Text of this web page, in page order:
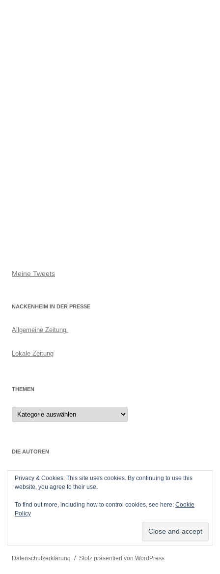
Meine Tweets
NACKENHEIM IN DER PRESSE
Allgemeine Zeitung
Lokale Zeitung
THEMEN
Themen
DIE AUTOREN
Ingrid und Peter Stey
Frankenstr.
Privacy & Cookies: This site uses cookies. By continuing to use this
website, you agree to their use.
To find out more, including how to control cookies, see here: Cookie
Policy
Datenschutzerklärung Stolz präsentiert von WordPress